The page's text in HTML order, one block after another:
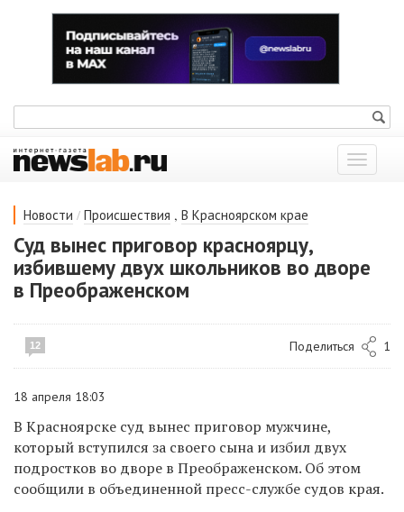
Показать
меню
Новости / Происшествия , В Красноярском крае
Суд вынес приговор красноярцу,
избившему двух школьников во дворе
в Преображенском
12 Поделиться 1
18 апреля 18:03
В Красноярске суд вынес приговор мужчине,
который вступился за своего сына и избил двух
подростков во дворе в Преображенском. Об этом
сообщили в объединенной пресс-службе судов края.